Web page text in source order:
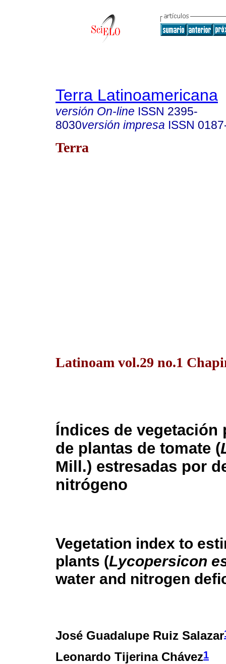
Terra Latinoamericana
versión On-line ISSN 2395-
8030versión impresa ISSN
Terra
Latinoam vol.29 no.1
Índices de vegetación
de plantas de tomate (
Mill.) estresadas por
nitrógeno
Vegetation index to
plants (Lycopersicon
water and nitrogen
José Guadalupe Ruiz Salazar
Leonardo Tijerina Chávez1